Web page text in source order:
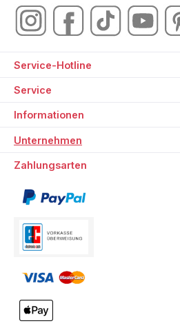
Service-Hotline
Service
Informationen
Unternehmen
Zahlungsarten